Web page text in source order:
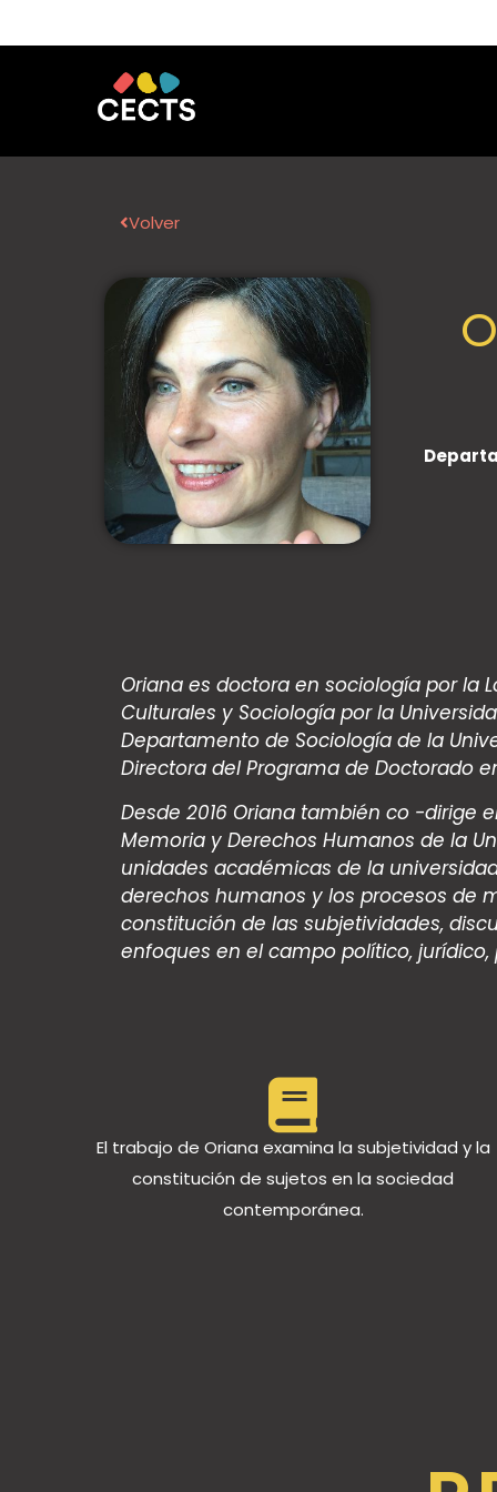
Volver
Oriana es doctora en sociología por la
Culturales y Sociología por la
Departamento de Sociología de la
Directora del Programa de Doctorado
Desde 2016 Oriana también co -dirige
Memoria y Derechos Humanos de la
unidades académicas de la
derechos humanos y los procesos de
constitución de las subjetividades,
enfoques en el campo político,
El trabajo de Oriana examina la subjetividad y la
constitución de sujetos en la sociedad
contemporánea.